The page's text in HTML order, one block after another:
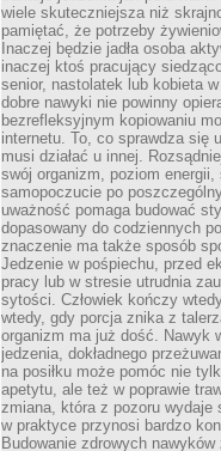
wiele skuteczniejsza niż
pamiętać, że potrzeby
Inaczej będzie jadła osoba
inaczej ktoś pracujący
senior, nastolatek lub kobieta
dobre nawyki nie powinny
bezrefleksyjnym kopiowaniu
internetu. To, co sprawdza się
musi działać u innej.
swój organizm, poziom energii,
samopoczucie po
uważność pomaga budować
dopasowany do codziennych
znaczenie ma także sposób
Jedzenie w pośpiechu, przed
pracy lub w stresie utrudnia
sytości. Człowiek kończy
wtedy, gdy porcja znika z
organizm ma już dość. Nawyk
jedzenia, dokładnego
na posiłku może pomóc nie
apetytu, ale też w poprawie
zmiana, która z pozoru wydaje
w praktyce przynosi bardzo
Budowanie zdrowych